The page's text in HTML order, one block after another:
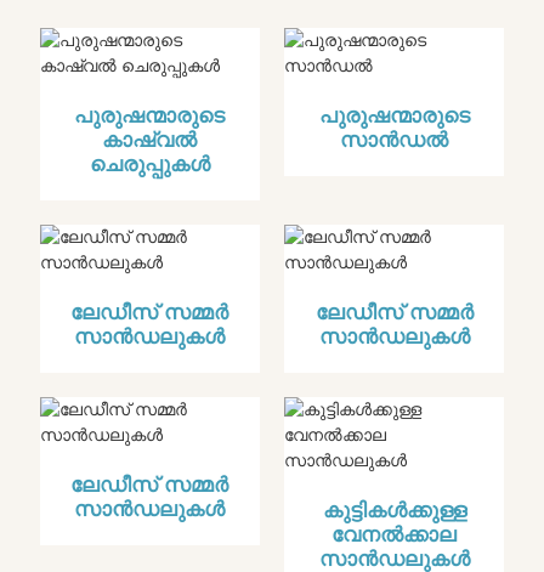
പുരുഷന്മാരുടെ
കാഷ്വൽ
ചെരുപ്പുകൾ
പുരുഷന്മാരുടെ
സാൻഡൽ
ലേഡീസ് സമ്മർ
സാൻഡലുകൾ
ലേഡീസ് സമ്മർ
സാൻഡലുകൾ
ലേഡീസ് സമ്മർ
സാൻഡലുകൾ
കുട്ടികൾക്കുള്ള
വേനൽക്കാല
സാൻഡലുകൾ